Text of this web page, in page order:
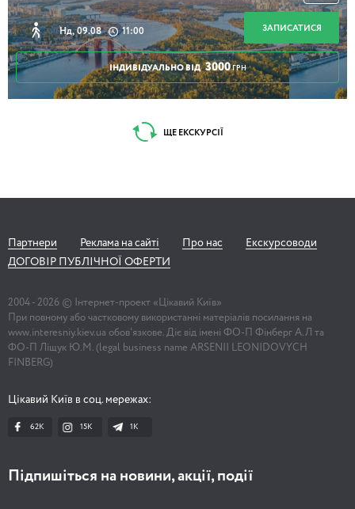
Нд, 09.08 11:00 ЗАПИСАТИСЯ
ІНДИВІДУАЛЬНО ВІД 3000 ГРН
ЩЕ ЕКСКУРСІЇ
Партнери Реклама на сайті Про нас
Екскурсоводи
ДОГОВІР ПУБЛІЧНОЇ ОФЕРТИ
2004 - 2026 © Інтернет-проект «Цікавий Київ»
При повному або частковому використанні матеріалів посилання на
www.interesniy.kiev.ua обов'язкове. Діє від імені ФО-П Фінберг А.Л та
ФО-П Ліщук Ю.М. (legal business name ARSENII LEONIDOVYCH
FINBERG)
Цікавий Київ в соц. мережах:
62K 15K 1К
Підпишіться на новини, акції, події